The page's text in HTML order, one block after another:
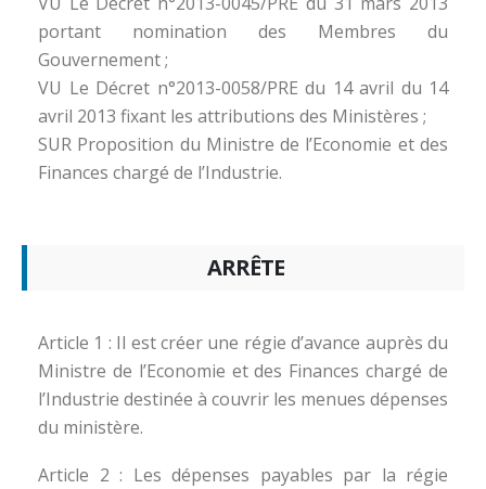
portant nomination des Membres du
Gouvernement ;
VU Le Décret n°2013-0058/PRE du 14 avril du 14
avril 2013 fixant les attributions des Ministères ;
SUR Proposition du Ministre de l’Economie et des
Finances chargé de l’Industrie.
ARRÊTE
Article 1 : Il est créer une régie d’avance auprès du
Ministre de l’Economie et des Finances chargé de
l’Industrie destinée à couvrir les menues dépenses
du ministère.
Article 2 : Les dépenses payables par la régie